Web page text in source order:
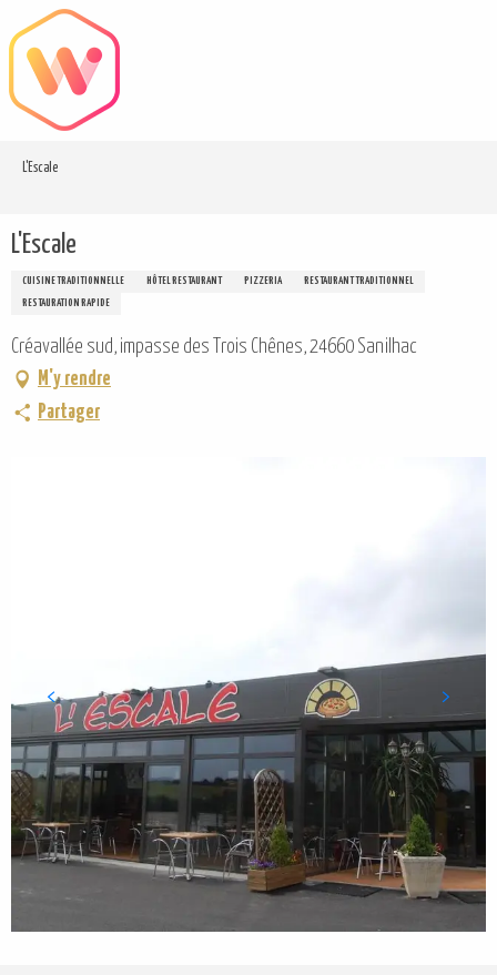
au
contenu
principal
L'Escale
L'Escale
CUISINE TRADITIONNELLE HÔTEL RESTAURANT PIZZERIA RESTAURANT TRADITIONNEL
RESTAURATION RAPIDE
Créavallée sud, impasse des Trois Chênes, 24660 Sanilhac
M'y rendre
Partager